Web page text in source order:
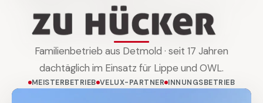
Familienbetrieb aus Detmold · seit 17 Jahren
dachtäglich im Einsatz für Lippe und OWL.
MEISTERBETRIEB VELUX-PARTNER INNUNGSBETRIEB